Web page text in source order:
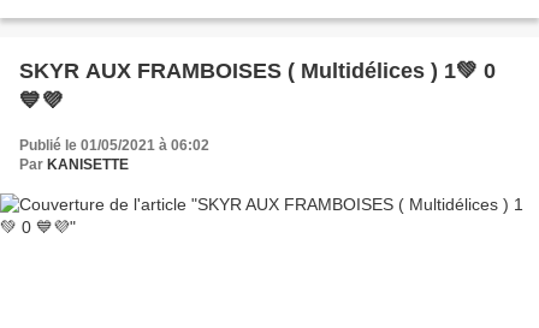
SKYR AUX FRAMBOISES ( Multidélices ) 1💚 0
💙💜
Publié le 01/05/2021 à 06:02
Par KANISETTE